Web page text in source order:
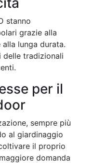
stanno
grazie alla
lunga durata.
delle tradizionali
per il
sempre più
al giardinaggio
il proprio
domanda